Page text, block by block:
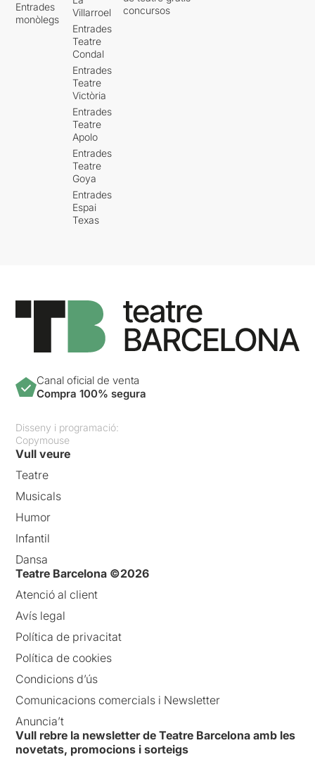
Entrades
monòlegs
Villarroel
Entrades
Teatre
Condal
Entrades
Teatre
Victòria
Entrades
Teatre
Apolo
Entrades
Teatre
Goya
Entrades
Espai
Texas
concursos
Canal oficial de venta
Compra 100% segura
Disseny i programació:
Copymouse
Vull veure
Teatre
Musicals
Humor
Infantil
Dansa
Teatre Barcelona ©2026
Atenció al client
Avís legal
Política de privacitat
Política de cookies
Condicions d’ús
Comunicacions comercials i Newsletter
Anuncia’t
Vull rebre la newsletter de Teatre Barcelona amb les
novetats, promocions i sorteigs